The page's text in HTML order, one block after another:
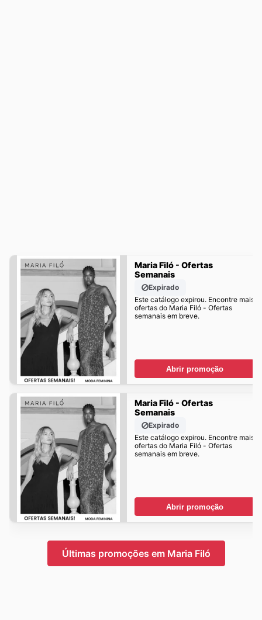
Maria Filó - Ofertas
Semanais
Expirado
Este catálogo expirou. Encontre mais
ofertas do Maria Filó - Ofertas
semanais em breve.
Abrir promoção
Maria Filó - Ofertas
Semanais
Expirado
Este catálogo expirou. Encontre mais
ofertas do Maria Filó - Ofertas
semanais em breve.
Abrir promoção
Últimas promoções em Maria Filó